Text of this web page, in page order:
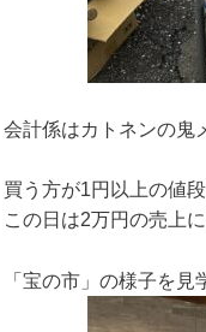
会計係はカトネンの鬼
買う方が1円以上の値
この日は2万円の売上
「宝の市」の様子を